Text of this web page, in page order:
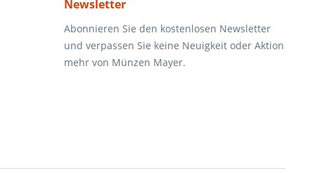
Newsletter
Abonnieren Sie den kostenlosen Newsletter
und verpassen Sie keine Neuigkeit oder Aktion
mehr von Münzen Mayer.